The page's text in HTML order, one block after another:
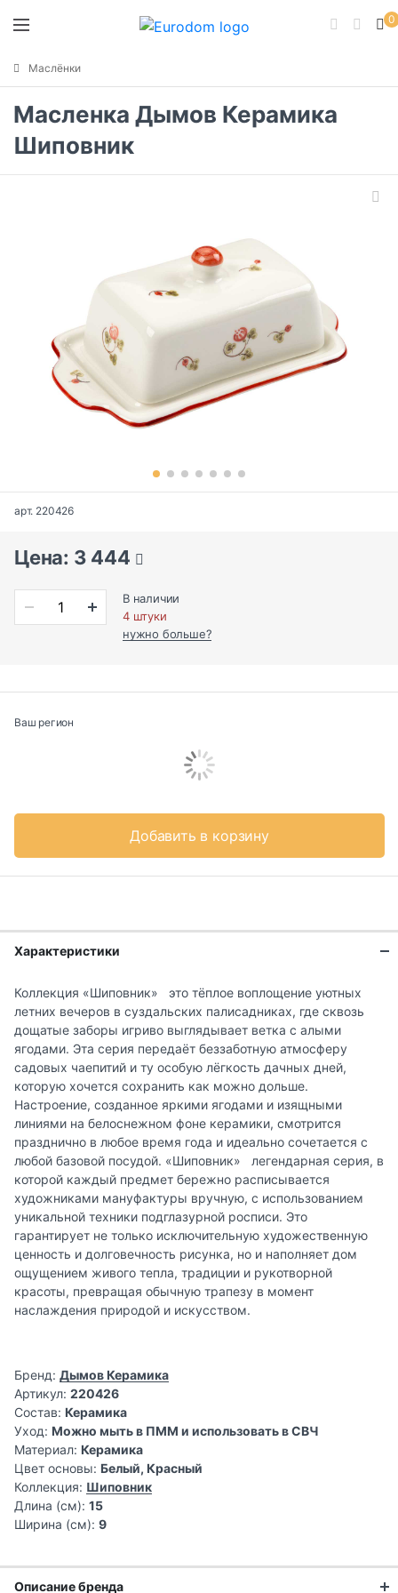
0
Маслёнки
Масленка Дымов Керамика
Шиповник
арт. 220426
Цена: 3 444
В наличии
4 штуки
нужно больше?
Ваш регион
Добавить в корзину
Характеристики
Коллекция «Шиповник» это тёплое воплощение уютных
летних вечеров в суздальских палисадниках, где сквозь
дощатые заборы игриво выглядывает ветка с алыми
ягодами. Эта серия передаёт беззаботную атмосферу
садовых чаепитий и ту особую лёгкость дачных дней,
которую хочется сохранить как можно дольше.
Настроение, созданное яркими ягодами и изящными
линиями на белоснежном фоне керамики, смотрится
празднично в любое время года и идеально сочетается с
любой базовой посудой. «Шиповник» легендарная серия, в
которой каждый предмет бережно расписывается
художниками мануфактуры вручную, с использованием
уникальной техники подглазурной росписи. Это
гарантирует не только исключительную художественную
ценность и долговечность рисунка, но и наполняет дом
ощущением живого тепла, традиции и рукотворной
красоты, превращая обычную трапезу в момент
наслаждения природой и искусством.
Бренд: Дымов Керамика
Артикул: 220426
Состав: Керамика
Уход: Можно мыть в ПММ и использовать в СВЧ
Материал: Керамика
Цвет основы: Белый, Красный
Коллекция: Шиповник
Длина (см): 15
Ширина (см): 9
Описание бренда